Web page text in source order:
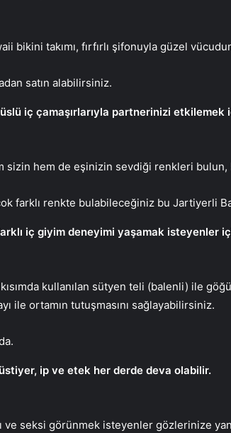
bikini takımı, fırfırlı şifonuyla güzel
satın alabilirsiniz.
iç çamaşırlarıyla partnerinizi
sizin hem de eşinizin sevdiği renkleri bulun,
farklı renkte bulabileceğiniz bu Jartiyerli
iç giyim deneyimi yaşamak isteyenler
kullanılan sütyen teli (balenli) ile
ile ortamın tutuşmasını sağlayabilirsiniz.
ip ve etek her derde deva olabilir.
ve seksi görünmek isteyenler gözlerinize